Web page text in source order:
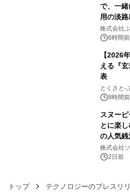
で、一
用の淡
プール
スの2施
株式会社
6時間前
【2026
える『
表
とくさと-
8時間前
スヌー
とに楽
の人気
ラボレ
ボグッズ
株式会社
2日前
トップ テクノロジーのプレスリ